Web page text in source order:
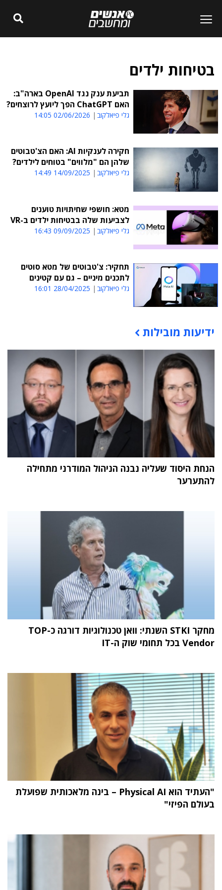
בטיחות ילדים
תביעת ענק נגד OpenAI בארה"ב:
האם ChatGPT הפך ליועץ לרוצחים?
גלי פיאלקוב 02/06/2026 14:05
חקירה לענקיות AI: האם הצ'טבוטים
שלהן הם "מלווים" בטוחים לילדים?
גלי פיאלקוב 14/09/2025 14:49
מטא: חושפי שחיתויות טוענים
לצביעות שלה בבטיחות ילדים ב-VR
גלי פיאלקוב 09/09/2025 16:43
תחקיר: צ'טבוטים של מטא סוטים
לתכנים מיניים – גם עם קטינים
גלי פיאלקוב 28/04/2025 16:01
תוכן פרסומי
ידיעות מובילות
הנחת היסוד שעליה נבנה הניהול המודרני מתחילה
להתערער
מחקר STKI השנתי: וואן טכנולוגיות דורגה כ-TOP
Vendor בכל תחומי שוק ה-IT
"העתיד הוא Physical AI – בינה מלאכותית שפועלת
בעולם הפיזי"